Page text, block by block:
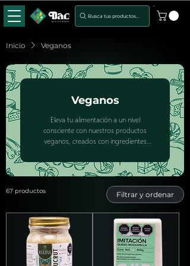
Busca tus productos...
Inicio Veganos
Veganos
Eleva tu alimentación a un nivel
consciente con nuestros productos
veganos, creados con ingredientes
animal.
67 productos Filtrar y ordenar